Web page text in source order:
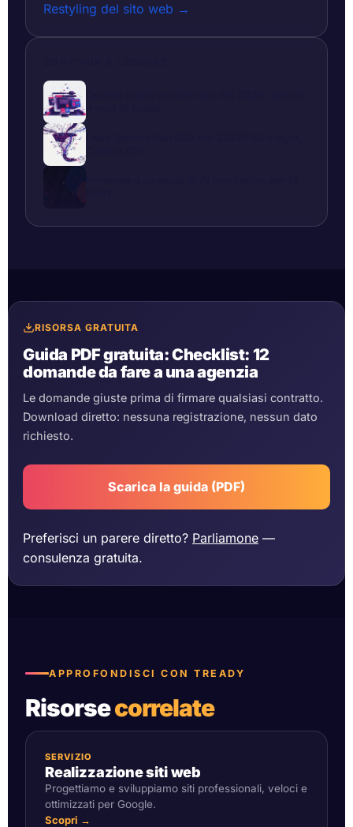
Restyling del sito web →
RISORSA GRATUITA
Guida PDF gratuita: Checklist: 12
domande da fare a una agenzia
Le domande giuste prima di firmare qualsiasi contratto.
Download diretto: nessuna registrazione, nessun dato
richiesto.
Scarica la guida (PDF)
Preferisci un parere diretto? Parliamone —
consulenza gratuita.
APPROFONDISCI CON TREADY
Risorsecorrelate
SERVIZIO
Realizzazione siti web
Progettiamo e sviluppiamo siti professionali, veloci e
ottimizzati per Google.
Scopri →